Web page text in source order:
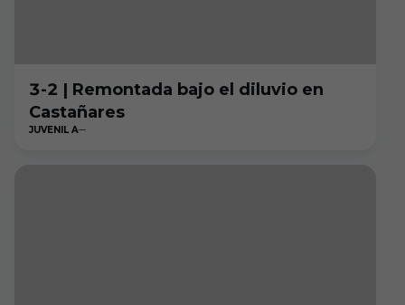
3-2 | Remontada bajo el diluvio en
Castañares
JUVENIL A